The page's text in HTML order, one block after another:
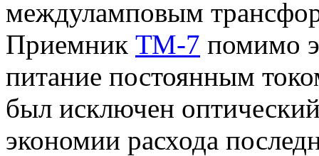
междуламповым
Приемник ТМ-7 помимо
питание постоянным
был исключен
экономии расхода